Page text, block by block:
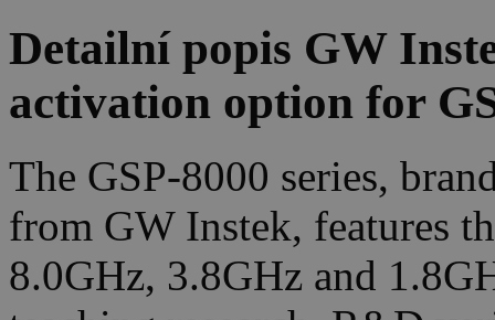
Detailní popis GW
activation option for
The GSP-8000 series,
from GW Instek, features
8.0GHz, 3.8GHz and